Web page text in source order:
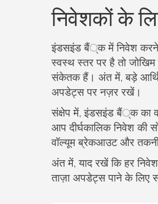
निवेशकों के
इंडसइंड बैं्क में निवेश करने
स्वस्थ स्तर पर है तो जोखिम
संकेतक हैं। अंत में, बड़े
अपडेट्स पर नज़र रखें।
संक्षेप में, इंडसइंड बैं्क का
आप दीर्घकालिक निवेश की
वॉल्यूम ब्रेकआउट और
अंत में, याद रखें कि हर
ताज़ा अपडेट्स पाने के लिए